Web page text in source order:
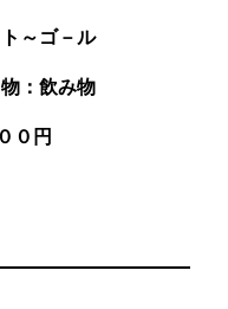
～ゴ－ル
：飲み物
０円